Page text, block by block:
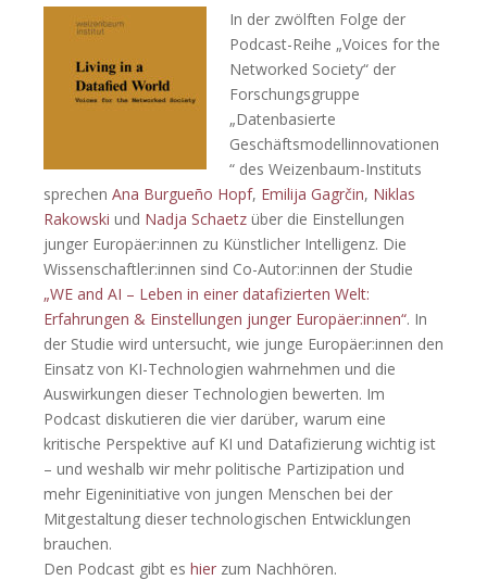
In der zwölften Folge der
Podcast-Reihe „Voices for the
Networked Society“ der
Forschungsgruppe
„Datenbasierte
Geschäftsmodellinnovationen
“ des Weizenbaum-Instituts
sprechen Ana Burgueño Hopf, Emilija Gagrčin, Niklas
Rakowski und Nadja Schaetz über die Einstellungen
junger Europäer:innen zu Künstlicher Intelligenz. Die
Wissenschaftler:innen sind Co-Autor:innen der Studie
„WE and AI – Leben in einer datafizierten Welt:
Erfahrungen & Einstellungen junger Europäer:innen“. In
der Studie wird untersucht, wie junge Europäer:innen den
Einsatz von KI-Technologien wahrnehmen und die
Auswirkungen dieser Technologien bewerten. Im
Podcast diskutieren die vier darüber, warum eine
kritische Perspektive auf KI und Datafizierung wichtig ist
– und weshalb wir mehr politische Partizipation und
mehr Eigeninitiative von jungen Menschen bei der
Mitgestaltung dieser technologischen Entwicklungen
brauchen.
Den Podcast gibt es hier zum Nachhören.